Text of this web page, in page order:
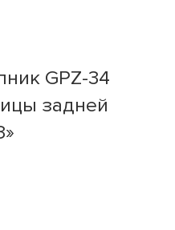
GPZ-34
задней